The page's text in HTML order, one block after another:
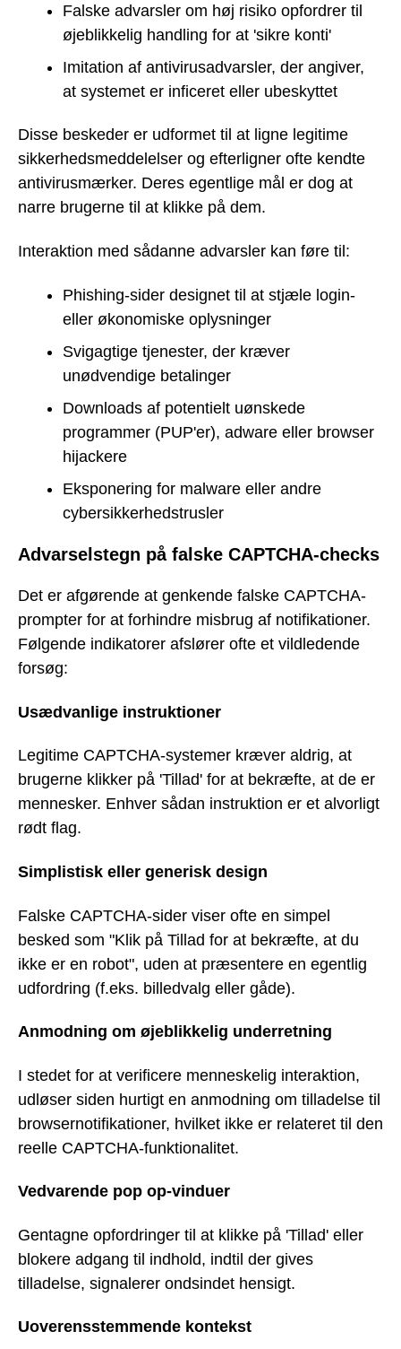
Falske advarsler om høj risiko opfordrer til
øjeblikkelig handling for at 'sikre konti'
Imitation af antivirusadvarsler, der angiver,
at systemet er inficeret eller ubeskyttet
Disse beskeder er udformet til at ligne legitime
sikkerhedsmeddelelser og efterligner ofte kendte
antivirusmærker. Deres egentlige mål er dog at
narre brugerne til at klikke på dem.
Interaktion med sådanne advarsler kan føre til:
Phishing-sider designet til at stjæle login-
eller økonomiske oplysninger
Svigagtige tjenester, der kræver
unødvendige betalinger
Downloads af potentielt uønskede
programmer (PUP'er), adware eller browser
hijackere
Eksponering for malware eller andre
cybersikkerhedstrusler
Advarselstegn på falske CAPTCHA-checks
Det er afgørende at genkende falske CAPTCHA-
prompter for at forhindre misbrug af notifikationer.
Følgende indikatorer afslører ofte et vildledende
forsøg:
Usædvanlige instruktioner
Legitime CAPTCHA-systemer kræver aldrig, at
brugerne klikker på 'Tillad' for at bekræfte, at de er
mennesker. Enhver sådan instruktion er et alvorligt
rødt flag.
Simplistisk eller generisk design
Falske CAPTCHA-sider viser ofte en simpel
besked som "Klik på Tillad for at bekræfte, at du
ikke er en robot", uden at præsentere en egentlig
udfordring (f.eks. billedvalg eller gåde).
Anmodning om øjeblikkelig underretning
I stedet for at verificere menneskelig interaktion,
udløser siden hurtigt en anmodning om tilladelse til
browsernotifikationer, hvilket ikke er relateret til den
reelle CAPTCHA-funktionalitet.
Vedvarende pop op-vinduer
Gentagne opfordringer til at klikke på 'Tillad' eller
blokere adgang til indhold, indtil der gives
tilladelse, signalerer ondsindet hensigt.
Uoverensstemmende kontekst